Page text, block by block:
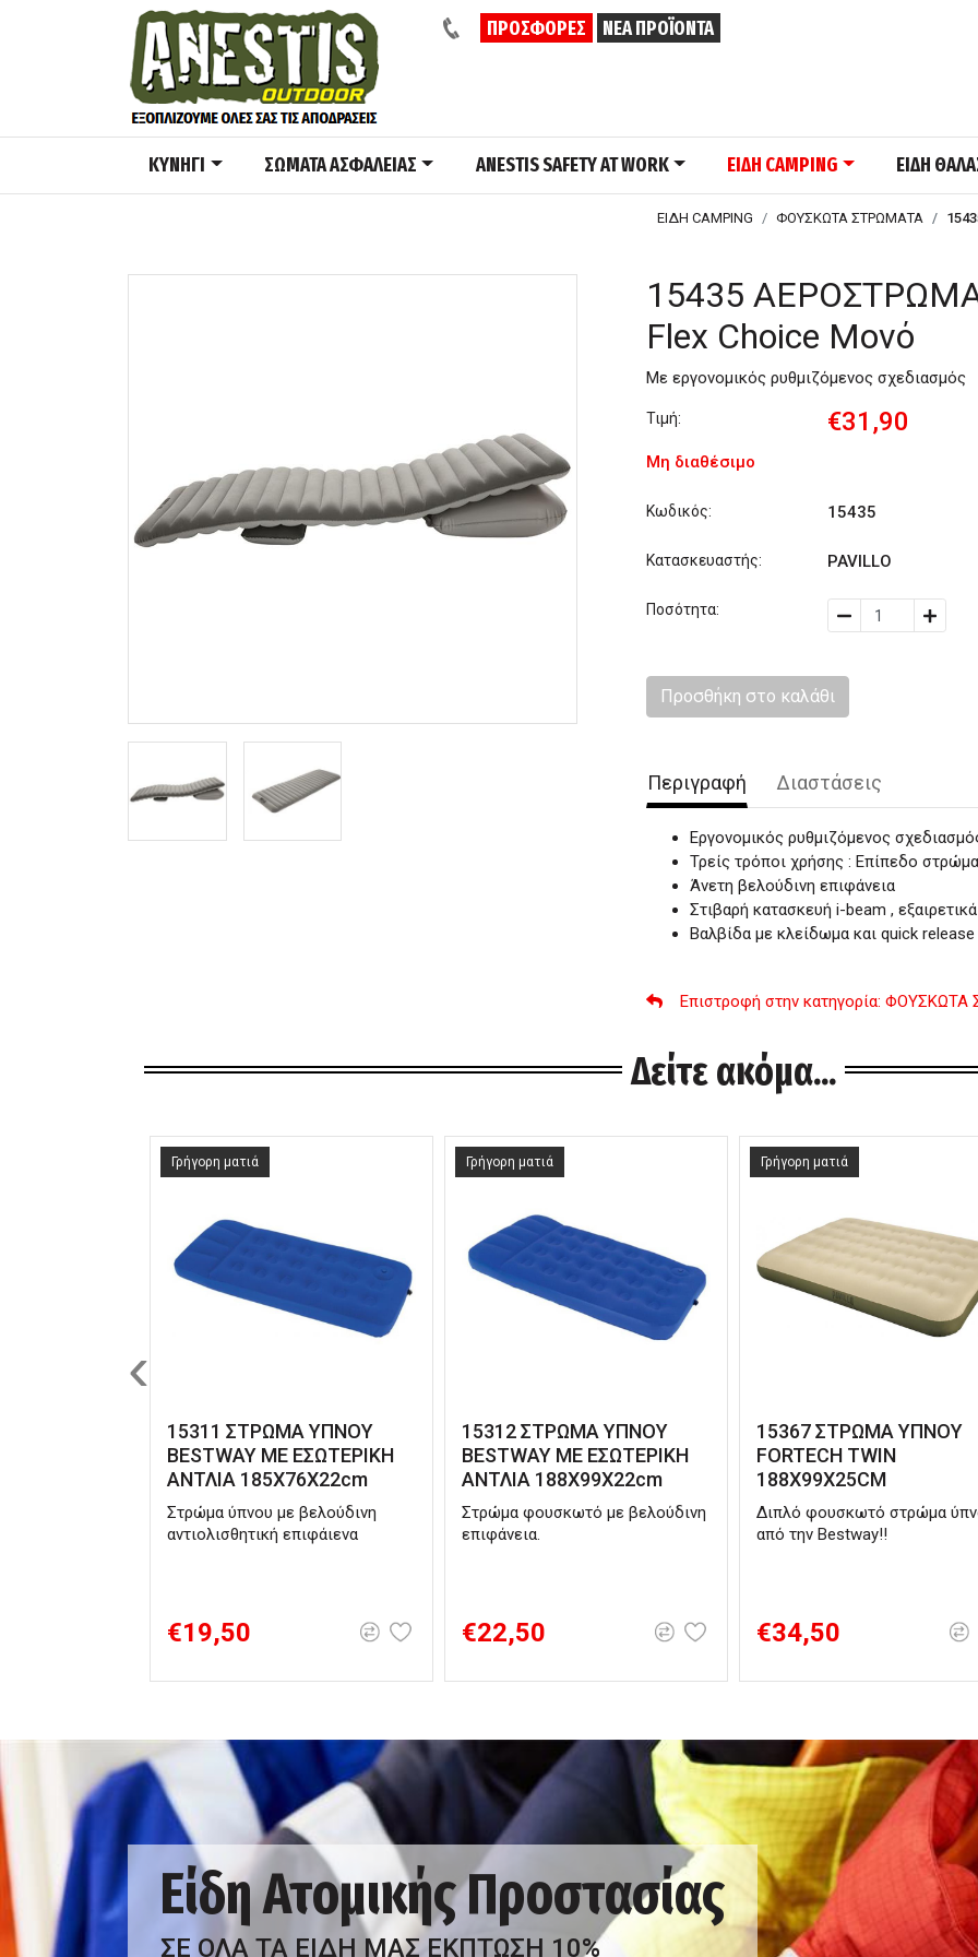
ΠΡΟΣΦΟΡΕΣ ΝΕΑ ΠΡΟΪΟΝΤΑ
ΚΥΝΗΓΙ ΣΩΜΑΤΑ ΑΣΦΑΛΕΙΑΣ ANESTIS SAFETY AT WORK ΕΙΔΗ CAMPING ΕΙΔΗ
ΕΙΔΗ CAMPING ΦΟΥΣΚΩΤΑ ΣΤΡΩΜΑΤΑ
15435 ΑΕΡΟΣΤΡΩΜΑ
Flex Choice Μονό
Με εργονομικός ρυθμιζόμενος σχεδιασμός
Τιμή: €31,90
Μη διαθέσιμο
Κωδικός: 15435
Κατασκευαστής: PAVILLO
Ποσότητα:
Προσθήκη στο καλάθι
Περιγραφή Διαστάσεις
Εργονομικός ρυθμιζόμενος
Τρείς τρόποι χρήσης : Επίπεδο
Άνετη βελούδινη επιφάνεια
Στιβαρή κατασκευή i-beam ,
Βαλβίδα με κλείδωμα και quick release
Επιστροφή στην κατηγορία: ΦΟΥΣΚΩΤΑ
Δείτε ακόμα...
15311 ΣΤΡΩΜΑ ΥΠΝΟΥ
BESTWAY ΜΕ ΕΣΩΤΕΡΙΚΗ
ΑΝΤΛΙΑ 185Χ76Χ22cm
Στρώμα ύπνου με βελούδινη
αντιολισθητική επιφάιενα
€19,50
Γρήγορη ματιά
15312 ΣΤΡΩΜΑ ΥΠΝΟΥ
BESTWAY ΜΕ ΕΣΩΤΕΡΙΚΗ
ΑΝΤΛΙΑ 188X99X22cm
Στρώμα φουσκωτό με βελούδινη
επιφάνεια.
€22,50
Γρήγορη ματιά
15367 ΣΤΡΩΜΑ ΥΠΝΟΥ
FORTECH TWIN
188Χ99Χ25CM
Διπλό φουσκωτό στρώμα
από την Bestway!!
€34,50
Γρήγορη ματιά
‹
Είδη Ατομικής Προστασίας
ΣΕ ΟΛΑ ΤΑ ΕΙΔΗ ΜΑΣ ΕΚΠΤΩΣΗ 10%